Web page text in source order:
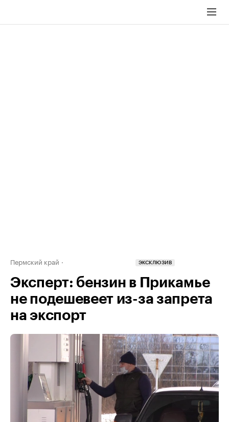
Пермский край ЭКСКЛЮЗИВ
Эксперт: бензин в Прикамье
не подешевеет из-за запрета
на экспорт